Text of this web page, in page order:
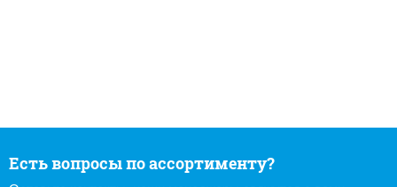
Есть вопросы по ассортименту?